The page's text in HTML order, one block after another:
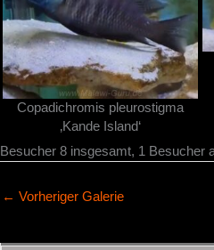
Copadichromis pleurostigma
‚Kande Island‘
Besucher 8 insgesamt, 1 Besucher
← Vorheriger Galerie